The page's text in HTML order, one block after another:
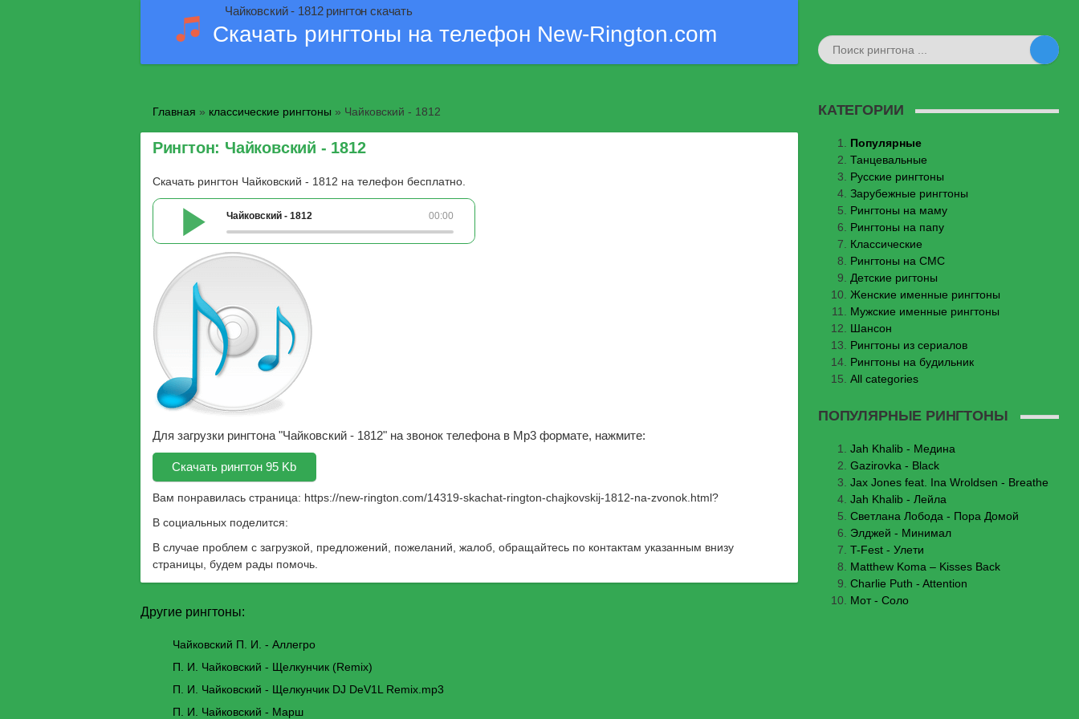
Чайковский - 1812 рингтон скачать
Скачать рингтоны на телефон New-Rington.com
Главная » классические рингтоны » Чайковский - 1812
Рингтон: Чайковский - 1812
Скачать рингтон Чайковский - 1812 на телефон бесплатно.
00:00
Чайковский - 1812
Для загрузки рингтона "Чайковский - 1812" на звонок телефона в Mp3 формате, нажмите:
Скачать рингтон 95 Kb
Вам понравилась страница: https://new-rington.com/14319-skachat-rington-chajkovskij-1812-na-zvonok.html?
В социальных поделится:
В случае проблем с загрузкой, предложений, пожеланий, жалоб, обращайтесь по контактам указанным внизу
страницы, будем рады помочь.
Другие рингтоны:
Чайковский П. И. - Аллегро
П. И. Чайковский - Щелкунчик (Remix)
П. И. Чайковский - Щелкунчик DJ DeV1L Remix.mp3
П. И. Чайковский - Марш
КАТЕГОРИИ
Популярные
Танцевальные
Русские рингтоны
Зарубежные рингтоны
Рингтоны на маму
Рингтоны на папу
Классические
Рингтоны на СМС
Детские ригтоны
Женские именные рингтоны
Мужские именные рингтоны
Шансон
Рингтоны из сериалов
Рингтоны на будильник
All categories
ПОПУЛЯРНЫЕ РИНГТОНЫ
Jаh Khаlib - Медина
Gazirovka - Black
Jax Jones feat. Ina Wroldsen - Breathe
Jah Khalib - Лейла
Светлана Лобода - Пора Домой
Элджей - Минимал
T-Fest - Улети
Matthew Koma – Kisses Back
Charlie Puth - Attention
Мот - Соло